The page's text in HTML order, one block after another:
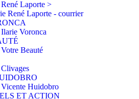
Laporte >
René Laporte - courrier
Voronca
Beauté
Huidobro
ET ACTION